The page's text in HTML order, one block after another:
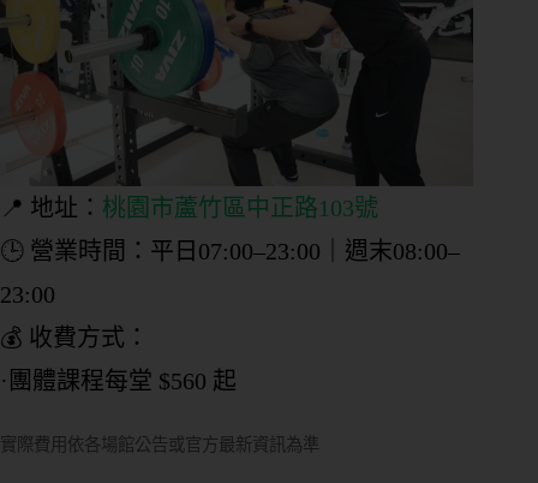
📍 地址： 桃園市蘆竹區中正路103號
🕒 營業時間：平日07:00–23:00｜週末08:00–
23:00
💰 收費方式：
·團體課程每堂 $560 起
實際費用依各場館公告或官方最新資訊為準